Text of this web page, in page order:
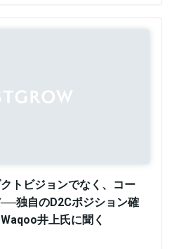
トビジョンでなく、コー
独自のD2Cポジション確
井上氏に聞く